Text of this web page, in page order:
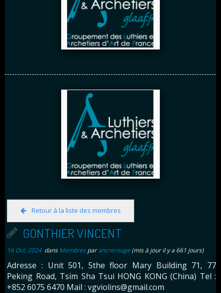
Retour à la liste des membres
GONTHIER VINCENT
16 Oct, 2024dansMembresparancrerouge (mis à jour il y a 661 jours)
Adresse : Unit 501, 5the floor Mary Building 71, 77
Peking Road, Tsim Sha Tsui HONG KONG (China) Tel :
+852 6075 6470 Mail : vgviolins@gmail.com